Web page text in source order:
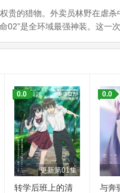
猎物。外卖员林野在虐杀
是全环域最强神装。这一
更新第01集
0.0
转学后班上的清
0.0
与奔